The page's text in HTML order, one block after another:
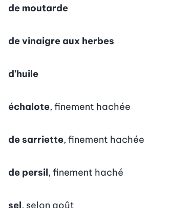
de moutarde
de vinaigre aux herbes
d’huile
échalote, finement hachée
de sarriette, finement hachée
de persil, finement haché
sel, selon goût